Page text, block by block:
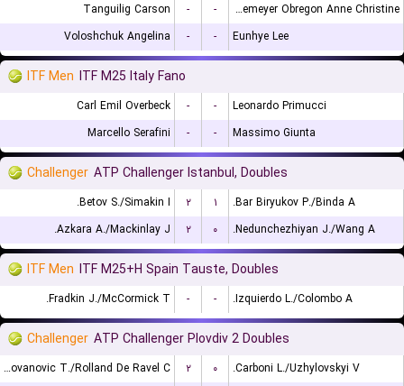
Tanguilig Carson
- -
Lutkemeyer Obregon Anne Christine
Voloshchuk Angelina
- - Eunhye Lee
ITF Men ITF M25 Italy Fano
Carl Emil Overbeck - -
Leonardo Primucci
Marcello Serafini
- - Massimo Giunta
Challenger ATP Challenger Istanbul, Doubles
Betov S./Simakin I. ۲ ۱
Bar Biryukov P./Binda A.
Azkara A./Mackinlay J.
۲ ۰ Nedunchezhiyan J./Wang A.
ITF Men ITF M25+H Spain Tauste, Doubles
Fradkin J./McCormick T. - - Izquierdo L./Colombo A.
Challenger ATP Challenger Plovdiv 2 Doubles
Radovanovic T./Rolland De Ravel C. ۲ ۰
Carboni L./Uzhylovskyi V.